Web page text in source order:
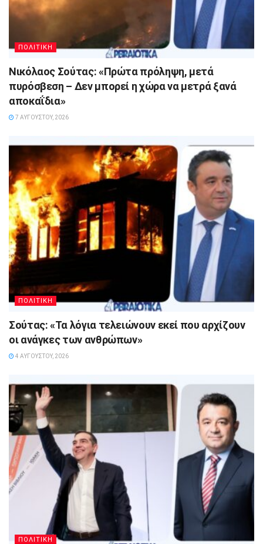
ΠΟΛΙΤΙΚΗ
Νικόλαος Σούτας: «Πρώτα πρόληψη, μετά
πυρόσβεση – Δεν μπορεί η χώρα να μετρά ξανά
αποκαΐδια»
7 ΑΥΓΟΎΣΤΟΥ, 2026
ΠΟΛΙΤΙΚΗ
Σούτας: «Τα λόγια τελειώνουν εκεί που αρχίζουν
οι ανάγκες των ανθρώπων»
4 ΑΥΓΟΎΣΤΟΥ, 2026
ΠΟΛΙΤΙΚΗ